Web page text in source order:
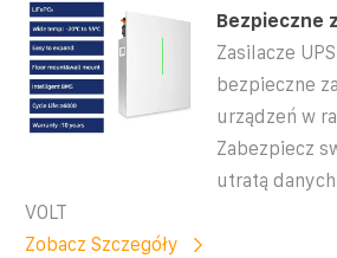
Bezpieczne
Zasilacze
bezpieczne
urządzeń w
Zabezpiecz
utratą
VOLT
Zobacz Szczegóły